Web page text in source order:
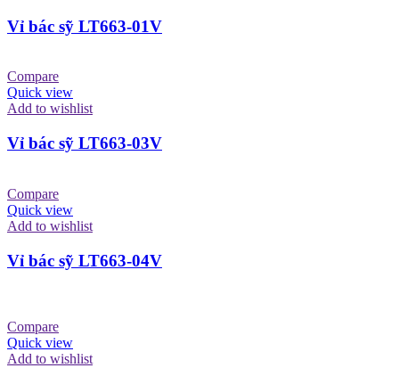
Vỉ bác sỹ LT663-01V
Compare
Quick view
Add to wishlist
Vỉ bác sỹ LT663-03V
Compare
Quick view
Add to wishlist
Vỉ bác sỹ LT663-04V
Compare
Quick view
Add to wishlist